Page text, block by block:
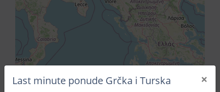
Last minute ponude Grčka i Turska ×